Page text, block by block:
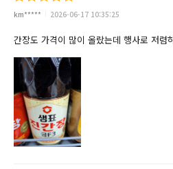
km***** 2026-06-17 10:35:25
간장도 가격이 많이 올랐는데 행사로 저렴